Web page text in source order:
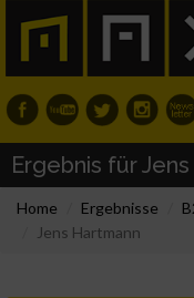
Ergebnis für
Home Ergebnisse
Jens Hartmann